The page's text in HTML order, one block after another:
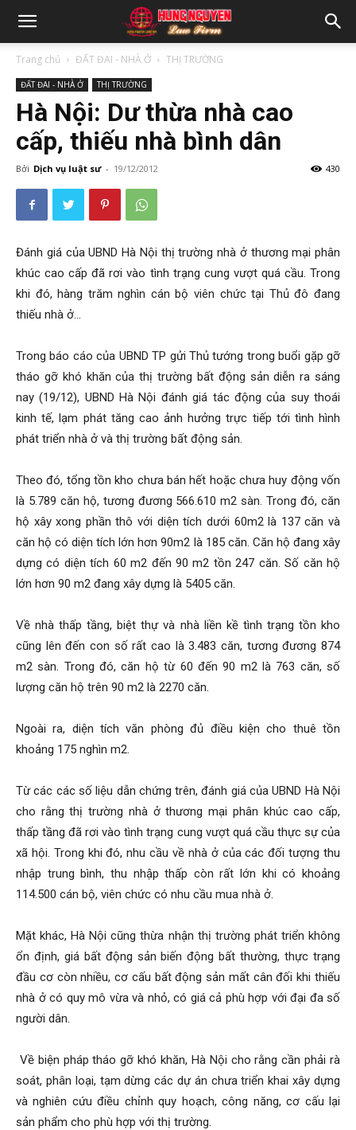
Trang chủ ĐẤT ĐAI - NHÀ Ở THỊ TRƯỜNG
ĐẤT ĐAI - NHÀ Ở THỊ TRƯỜNG
Hà Nội: Dư thừa nhà cao
cấp, thiếu nhà bình dân
Bởi Dịch vụ luật sư - 19/12/2012 430
Đánh giá của UBND Hà Nội thị trường nhà ở thương mại phân
khúc cao cấp đã rơi vào tình trạng cung vượt quá cầu. Trong
khi đó, hàng trăm nghìn cán bộ viên chức tại Thủ đô đang
thiếu nhà ở…
Trong báo cáo của UBND TP gửi Thủ tướng trong buổi gặp gỡ
tháo gỡ khó khăn của thị trường bất động sản diễn ra sáng
nay (19/12), UBND Hà Nội đánh giá tác động của suy thoái
kinh tế, lạm phát tăng cao ảnh hưởng trực tiếp tới tình hình
phát triển nhà ở và thị trường bất động sản.
Theo đó, tổng tồn kho chưa bán hết hoặc chưa huy động vốn
là 5.789 căn hộ, tương đương 566.610 m2 sàn. Trong đó, căn
hộ xây xong phần thô với diện tích dưới 60m2 là 137 căn và
căn hộ có diện tích lớn hơn 90m2 là 185 căn. Căn hộ đang xây
dựng có diện tích 60 m2 đến 90 m2 tồn 247 căn. Số căn hộ
lớn hơn 90 m2 đang xây dựng là 5405 căn.
Về nhà thấp tầng, biệt thự và nhà liền kề tình trạng tồn kho
cũng lên đến con số rất cao là 3.483 căn, tương đương 874
m2 sàn. Trong đó, căn hộ từ 60 đến 90 m2 là 763 căn, số
lượng căn hộ trên 90 m2 là 2270 căn.
Ngoài ra, diện tích văn phòng đủ điều kiện cho thuê tồn
khoảng 175 nghìn m2.
Từ các các số liệu dẫn chứng trên, đánh giá của UBND Hà Nội
cho rằng thị trường nhà ở thương mại phân khúc cao cấp,
thấp tầng đã rơi vào tình trạng cung vượt quá cầu thực sự của
xã hội. Trong khi đó, nhu cầu về nhà ở của các đối tượng thu
nhập trung bình, thu nhập thấp còn rất lớn khi có khoảng
114.500 cán bộ, viên chức có nhu cầu mua nhà ở.
Mặt khác, Hà Nội cũng thừa nhận thị trường phát triển không
ổn định, giá bất động sản biến động bất thường, thực trạng
đầu cơ còn nhiều, cơ cấu bất động sản mất cân đối khi thiếu
nhà ở có quy mô vừa và nhỏ, có giá cả phù hợp với đại đa số
người dân.
Về biện pháp tháo gỡ khó khăn, Hà Nội cho rằng cần phải rà
soát, phân loại, tạm dừng các dự án chưa triển khai xây dựng
và nghiên cứu điều chỉnh quy hoạch, công năng, cơ cấu lại
sản phẩm cho phù hợp với thị trường.